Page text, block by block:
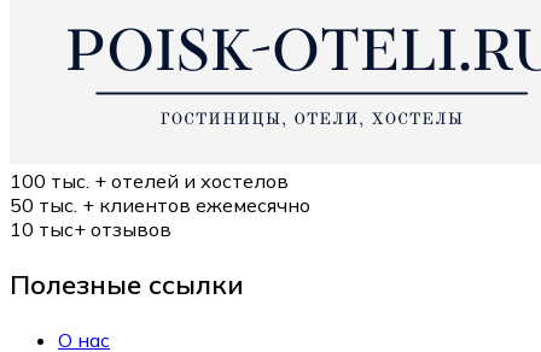
100 тыс. + отелей и хостелов
50 тыс. + клиентов ежемесячно
10 тыс+ отзывов
Полезные ссылки
О нас